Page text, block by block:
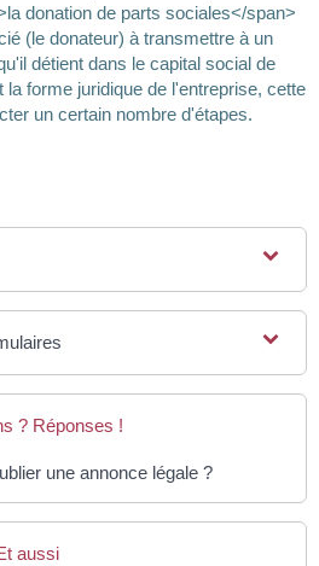
donation de parts sociales</span>
(le donateur) à transmettre à un
détient dans le capital social de
la forme juridique de l'entreprise, cette
un certain nombre d'étapes.
? Réponses !
une annonce légale ?
aussi